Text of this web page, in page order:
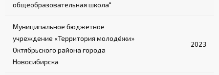
общеобразовательная школа"
Муниципальное бюджетное
учреждение «Территория молодёжи»
Октябрьского района города
Новосибирска
2023